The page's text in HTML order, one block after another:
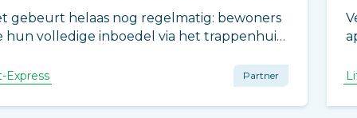
gebeurt helaas nog regelmatig: bewoners
hun volledige inboedel via het trappenhuis
bank die nét niet past, maar toch wordt
Express Partner